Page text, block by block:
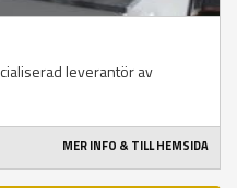
leverantör av
MER INFO & TILL HEMSIDA